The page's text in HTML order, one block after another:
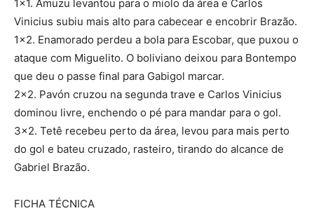
1×1. Amuzu levantou para o miolo da área e Carlos
Vinicius subiu mais alto para cabecear e encobrir Brazão.
1×2. Enamorado perdeu a bola para Escobar, que puxou o
ataque com Miguelito. O boliviano deixou para Bontempo
que deu o passe final para Gabigol marcar.
2×2. Pavón cruzou na segunda trave e Carlos Vinicius
dominou livre, enchendo o pé para mandar para o gol.
3×2. Tetê recebeu perto da área, levou para mais perto
do gol e bateu cruzado, rasteiro, tirando do alcance de
Gabriel Brazão.
FICHA TÉCNICA